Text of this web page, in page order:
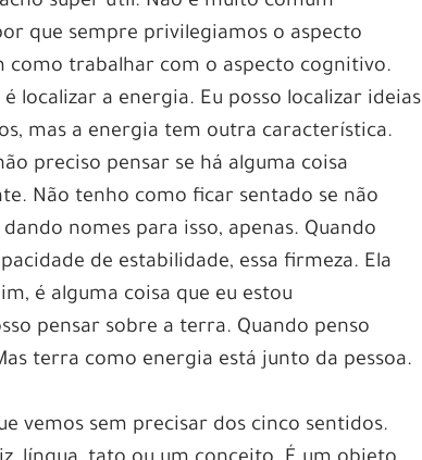
que sempre privilegiamos o aspecto
como trabalhar com o aspecto cognitivo.
localizar a energia. Eu posso localizar ideias
mas a energia tem outra característica.
preciso pensar se há alguma coisa
Não tenho como ficar sentado se não
nomes para isso, apenas. Quando
de estabilidade, essa firmeza. Ela
é alguma coisa que eu estou
pensar sobre a terra. Quando penso
terra como energia está junto da pessoa.
vemos sem precisar dos cinco sentidos.